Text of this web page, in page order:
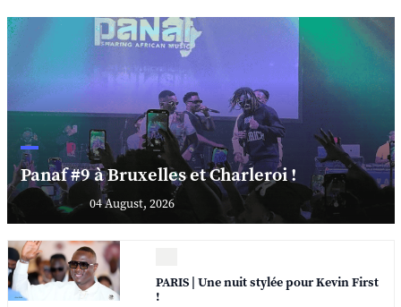
Panaf #9 à Bruxelles et Charleroi !
04 August, 2026
PARIS | Une nuit stylée pour Kevin First
!